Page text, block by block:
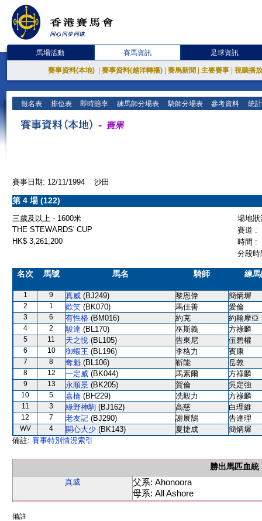
馬場活動 賽馬資訊 足球資訊
賽事資料(本地) 賽事資料(越洋轉播) 賽馬新聞 主要賽事 視聽播
報名表 排位表 即時賠率 練馬師分場表 騎師分場表 參考資料 統
賽事日期: 12/11/1994 沙田
第 4 場 (122)
三歲及以上 - 1600米
場地
THE STEWARDS' CUP
賽道 :
HK$ 3,261,200
時間 :
分段
名次 馬號 馬名 騎師 練
1 9 真威 (BJ249) 黎恩偉 簡炳墀
2 1 歡笑 (BK070) 馬佳善 愛倫
3 6 有性格 (BM016) 約克 約翰摩亞
4 2 駿達 (BL170) 巫斯義 方祿麟
5 11 天之悅 (BL105) 告東尼 伍碧權
6 10 御蝦王 (BL196) 李格力 賓康
7 8 奪魁 (BL106) 靳能 岳敦
8 12 一定威 (BK044) 馬素爾 方祿麟
9 13 永順景 (BK205) 賀倫 吳定強
10 5 嘉橋 (BH229) 冼毅力 方祿麟
11 3 綠野神駒 (BJ162) 高慈 白理維
12 7 老友記 (BJ290) 謝展鵠 告達理
WV 4 開心大少 (BK143) 夏捷成
簡炳墀
備註: 賽事特別情況索引
勝出馬匹血統
真威
父系: Ahonoora
母系: All Ashore
備註